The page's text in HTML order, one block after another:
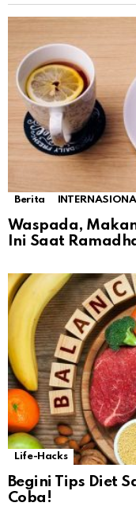
Berita
Waspada,
Ini Saat
Life-Hacks
Begini Tips Diet
Coba!